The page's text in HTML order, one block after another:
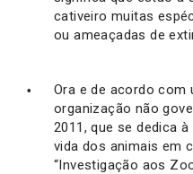
cativeiro muitas
ou ameaçadas de
Ora e de acordo com
organização não
2011, que se dedica
vida dos animais em
“Investigação aos